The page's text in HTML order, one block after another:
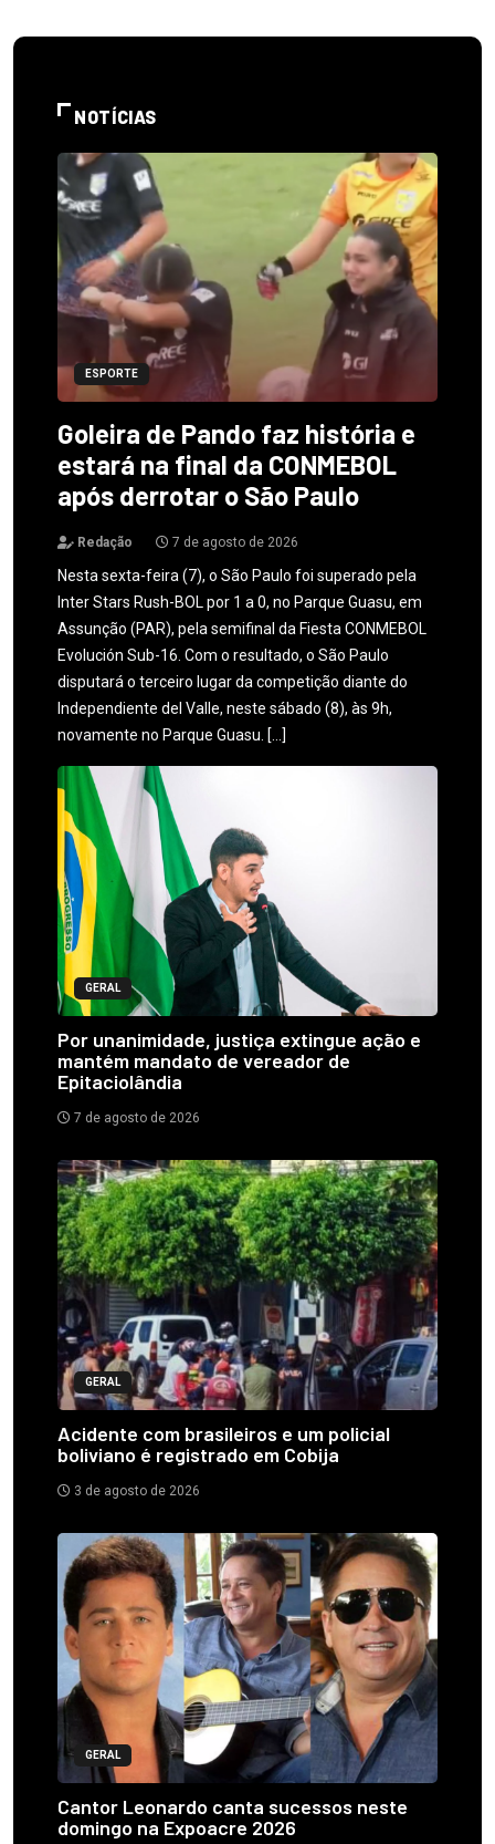
NOTÍCIAS
ESPORTE
Goleira de Pando faz história e
estará na final da CONMEBOL
após derrotar o São Paulo
Redação 7 de agosto de 2026
Nesta sexta-feira (7), o São Paulo foi superado pela
Inter Stars Rush-BOL por 1 a 0, no Parque Guasu, em
Assunção (PAR), pela semifinal da Fiesta CONMEBOL
Evolución Sub-16. Com o resultado, o São Paulo
disputará o terceiro lugar da competição diante do
Independiente del Valle, neste sábado (8), às 9h,
novamente no Parque Guasu. […]
GERAL
Por unanimidade, justiça extingue ação e
mantém mandato de vereador de
Epitaciolândia
7 de agosto de 2026
GERAL
Acidente com brasileiros e um policial
boliviano é registrado em Cobija
3 de agosto de 2026
GERAL
Cantor Leonardo canta sucessos neste
domingo na Expoacre 2026